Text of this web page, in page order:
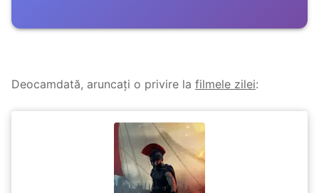
Deocamdată, aruncați o privire la filmele zilei: